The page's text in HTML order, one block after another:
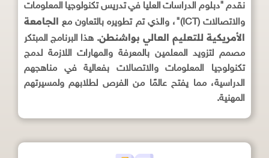
نقدم "دبلوم الدراسات العليا في تدريس تكنولوجيا المعلومات
والاتصالات (ICT)"، والذي تم تطويره بالتعاون مع
الجامعة
الأمريكية للتعليم العالي بواشنطن. هذا البرنامج المبتكر
مصمم لتزويد المعلمين بالمعرفة والمهارات اللازمة لدمج
تكنولوجيا المعلومات والاتصالات بفعالية في مناهجهم
الدراسية، مما يفتح عالمًا من الفرص لطلابهم ولمسيرتهم
المهنية.